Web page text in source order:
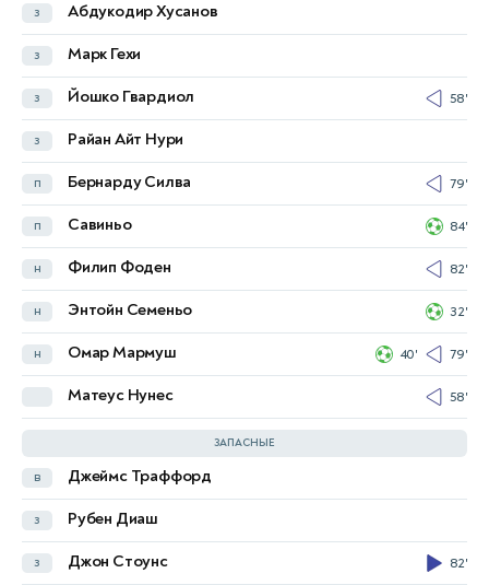
з Абдукодир Хусанов
з Марк Гехи
з Йошко Гвардиол 58'
з Райан Айт Нури
п Бернарду Силва 79'
п Савиньо 84'
н Филип Фоден 82'
н Энтойн Семеньо 32'
н Омар Мармуш 40' 79'
Матеус Нунес 58'
ЗАПАСНЫЕ
в Джеймс Траффорд
з Рубен Диаш
з Джон Стоунс 82'
з Тайрик Митчелл
з Даниэль Муньос
з Жейде Канво
з Максанс Лакруа
з Крис Ричардс
п Бреннан Джонсон
п Хефферсон Лерма
п Уилл Хьюз
н Жан-Филипп Матета 60'
н Ереми Пино
в Вальтер Бенитес
з Натаниэл Клайн
з Шади Риад